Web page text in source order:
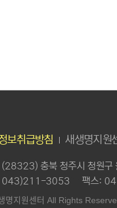
보취급방침 새생명지원
(28323) 충북 청주시 청원
043)211-3053 팩스:
명지원센터 All Rights